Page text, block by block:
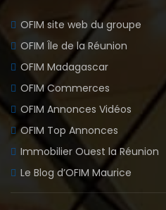
OFIM site web du groupe
OFIM Île de la Réunion
OFIM Madagascar
OFIM Commerces
OFIM Annonces Vidéos
OFIM Top Annonces
Immobilier Ouest la Réunion
Le Blog d’OFIM Maurice